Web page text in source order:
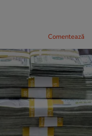
Comentează